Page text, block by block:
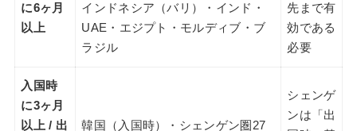
に6ヶ月
以上
インドネシア（バリ）・インド・
UAE・エジプト・モルディブ・ブ
ラジル
先まで有
効である
必要
入国時
に3ヶ月
以上 / 出
韓国（入国時）・シェンゲン圏27
シェンゲ
ンは「出